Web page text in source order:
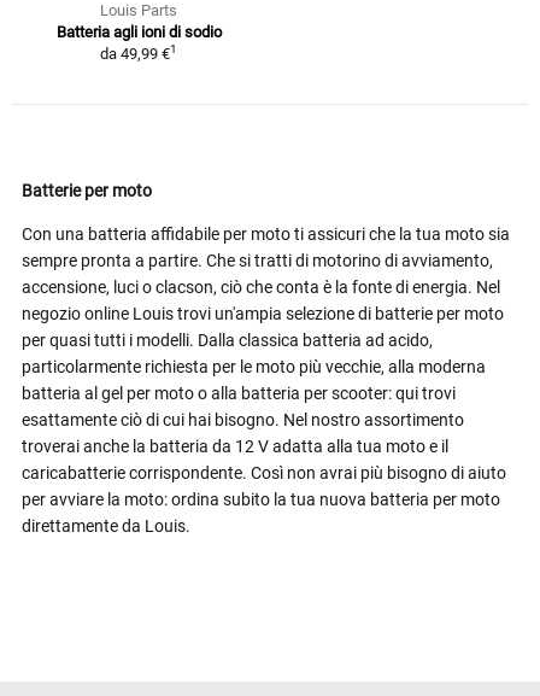
Louis Parts
Batteria agli ioni di sodio
da 49,99 €1
Batterie per moto
Con una batteria affidabile per moto ti assicuri che la tua moto sia
sempre pronta a partire. Che si tratti di motorino di avviamento,
accensione, luci o clacson, ciò che conta è la fonte di energia. Nel
negozio online Louis trovi un'ampia selezione di batterie per moto
per quasi tutti i modelli. Dalla classica batteria ad acido,
particolarmente richiesta per le moto più vecchie, alla moderna
batteria al gel per moto o alla batteria per scooter: qui trovi
esattamente ciò di cui hai bisogno. Nel nostro assortimento
troverai anche la batteria da 12 V adatta alla tua moto e il
caricabatterie corrispondente. Così non avrai più bisogno di aiuto
per avviare la moto: ordina subito la tua nuova batteria per moto
direttamente da Louis.